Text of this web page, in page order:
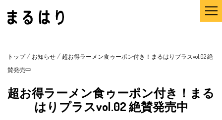
トップ/ お知らせ / 超お得ラーメン食ゥーポン付き！まるはりプラスvol.02 絶
賛発売中
超お得ラーメン食ゥーポン付き！まる
はりプラスvol.02 絶賛発売中